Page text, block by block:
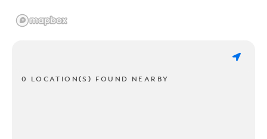
0 LOCATION(S) FOUND NEARBY